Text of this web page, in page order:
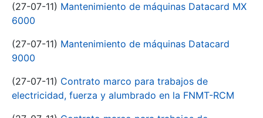
(27-07-11) Mantenimiento de máquinas Datacard MX
6000
(27-07-11) Mantenimiento de máquinas Datacard
9000
(27-07-11) Contrato marco para trabajos de
electricidad, fuerza y alumbrado en la FNMT-RCM